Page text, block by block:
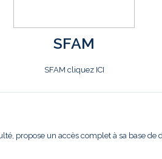
SFAM
SFAM cliquez ICI
propose un accès complet à sa base